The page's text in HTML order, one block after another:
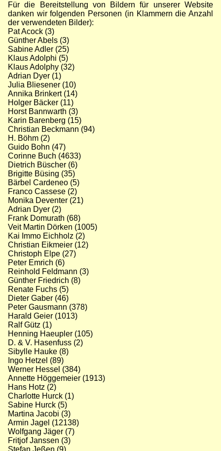
Für die Bereitstellung von Bildern für unserer Website
danken wir folgenden Personen (in Klammern die Anzahl
der verwendeten Bilder):
Pat Acock (3)
Günther Abels (3)
Sabine Adler (25)
Klaus Adolphi (5)
Klaus Adolphy (32)
Adrian Dyer (1)
Julia Bliesener (10)
Annika Brinkert (14)
Holger Bäcker (11)
Horst Bannwarth (3)
Karin Barenberg (15)
Christian Beckmann (94)
H. Böhm (2)
Guido Bohn (47)
Corinne Buch (4633)
Dietrich Büscher (6)
Brigitte Büsing (35)
Bärbel Cardeneo (5)
Franco Cassese (2)
Monika Deventer (21)
Adrian Dyer (2)
Frank Domurath (68)
Veit Martin Dörken (1005)
Kai Immo Eichholz (2)
Christian Eikmeier (12)
Christoph Elpe (27)
Peter Emrich (6)
Reinhold Feldmann (3)
Günther Friedrich (8)
Renate Fuchs (5)
Dieter Gaber (46)
Peter Gausmann (378)
Harald Geier (1013)
Ralf Gütz (1)
Henning Haeupler (105)
D. & V. Hasenfuss (2)
Sibylle Hauke (8)
Ingo Hetzel (89)
Werner Hessel (384)
Annette Höggemeier (1913)
Hans Hotz (2)
Charlotte Hurck (1)
Sabine Hurck (5)
Martina Jacobi (3)
Armin Jagel (12138)
Wolfgang Jäger (7)
Fritjof Janssen (3)